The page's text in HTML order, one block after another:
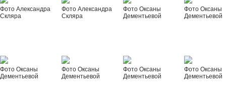
Фото Александра
Скляра
Фото Александра
Скляра
Фото Оксаны
Дементьевой
Фото Оксаны
Дементьевой
Фото Оксаны
Дементьевой
Фото Оксаны
Дементьевой
Фото Оксаны
Дементьевой
Фото Оксаны
Дементьевой